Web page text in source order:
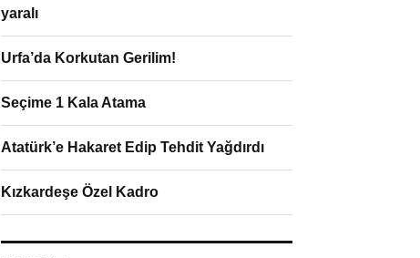
yaralı
Urfa’da Korkutan Gerilim!
Seçime 1 Kala Atama
Atatürk’e Hakaret Edip Tehdit Yağdırdı
Kızkardeşe Özel Kadro